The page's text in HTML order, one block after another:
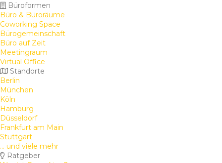
Büroformen
Büro & Büroräume
Coworking Space
Bürogemeinschaft
Büro auf Zeit
Meetingraum
Virtual Office
Standorte
Berlin
München
Köln
Hamburg
Düsseldorf
Frankfurt am Main
Stuttgart
... und viele mehr
Ratgeber